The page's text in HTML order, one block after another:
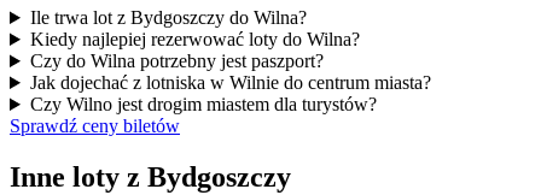
Ile trwa lot z Bydgoszczy do Wilna?
Kiedy najlepiej rezerwować loty do Wilna?
Czy do Wilna potrzebny jest paszport?
Jak dojechać z lotniska w Wilnie do centrum miasta?
Czy Wilno jest drogim miastem dla turystów?
Sprawdź ceny biletów
Inne loty z Bydgoszczy